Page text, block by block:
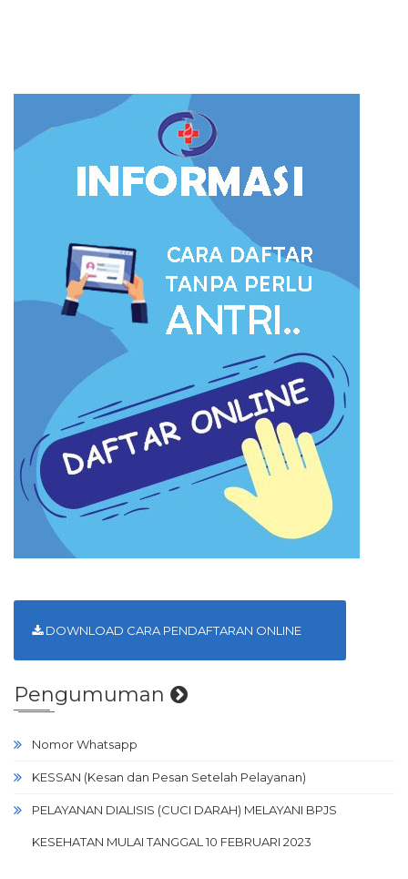
DOWNLOAD CARA PENDAFTARAN ONLINE
Pengumuman
Nomor Whatsapp
KESSAN (Kesan dan Pesan Setelah Pelayanan)
PELAYANAN DIALISIS (CUCI DARAH) MELAYANI BPJS
KESEHATAN MULAI TANGGAL 10 FEBRUARI 2023